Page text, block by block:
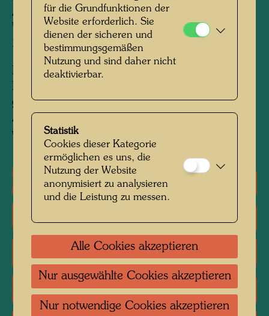
Austria, February 1973 - Hahnsäge,
Waldviertel, February 1978
220 mm x 310 mm
Mixed media: Aquarell auf Papier, mit
Polyvinylacetat und Tapetenkleister auf Leinen
geklebt, fertig gemalt mit Grundierung, Öl und
Aluminiumfolie, die mit Pattex aufgeklebt
wurde
Einzelausstellungen
Gruppenausstellungen
Literatur: Monographien
Literatur: Ausstellungskataloge
für die Grundfunktionen der
Website erforderlich. Sie
dienen der sicheren und
bestimmungsgemäßen
Nutzung und sind daher nicht
deaktivierbar.
Statistik
Cookies dieser Kategorie
ermöglichen es uns, die
Nutzung der Website
anonymisiert zu analysieren
und die Leistung zu messen.
Alle Cookies akzeptieren
Nur ausgewählte Cookies akzeptieren
Nur notwendige Cookies akzeptieren